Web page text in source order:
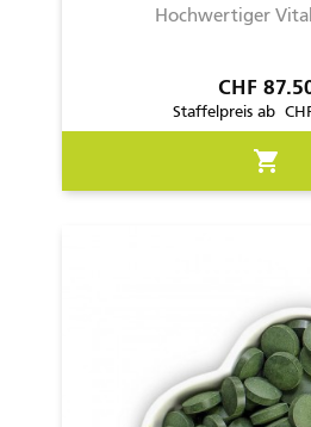
Hochwertiger
Preis
CHF
Staffelpreis ab
shopping_cart